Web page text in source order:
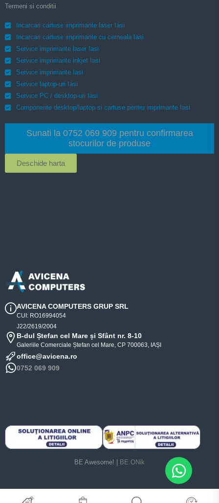
AVICENA COMPUTERS GRUP SRL
CUI: RO16994054
J22/2619/2004
B-dul Ștefan cel Mare și Sfânt nr. 8-10
Galeriile Comerciale Ștefan cel Mare, CP 700063, IAȘI
office@avicena.ro
0752 069 909
Termeni si conditii
Incarcari cartuse imprimante laser Iasi
Incarcari cartuse imprimante cu cerneala Iasi
Service imprimante laser Iasi
Service imprimante inkjet Iasi
Service imprimante Iasi
Service laptop-uri Iasi
Service PC / desktop-uri Iasi
Componente desktop/laptop si cartuse pentru imprimante Iasi
Sunati la 0752 069 909 pentru confirmarea
stocurilor de produse
Deschide harta
BE Awesome! | BE.ONik